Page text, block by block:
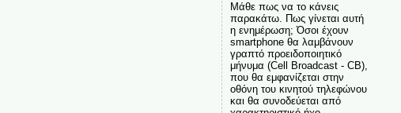
Μάθε πως να το κάνεις
παρακάτω. Πως γίνεται αυτή
η ενημέρωση; Όσοι έχουν
smartphone θα λαμβάνουν
γραπτό προειδοποιητικό
μήνυμα (Cell Broadcast - CB),
που θα εμφανίζεται στην
οθόνη του κινητού τηλεφώνου
και θα συνοδεύεται από